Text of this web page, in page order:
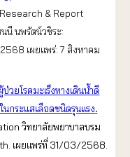
Research & Report
นี นพรัตน์วชิระ:
เผยแพร่: 7 สิงหาคม
วยโรคมะเร็งทางเดินน้ำดี
กระแสเลือดชนิดรุนแรง.
วิทยาลัยพยาบาลบรม
เผยแพร่ที่ 31/03/2568.